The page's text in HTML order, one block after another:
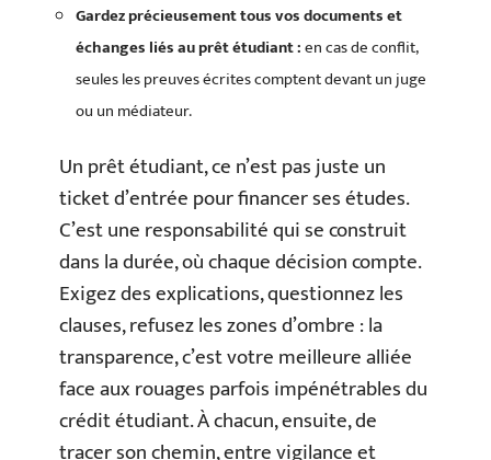
Gardez précieusement tous vos documents et
échanges liés au prêt étudiant :en cas de conflit,
seules les preuves écrites comptent devant un juge
ou un médiateur.
Un prêt étudiant, ce n’est pas juste un
ticket d’entrée pour financer ses études.
C’est une responsabilité qui se construit
dans la durée, où chaque décision compte.
Exigez des explications, questionnez les
clauses, refusez les zones d’ombre : la
transparence, c’est votre meilleure alliée
face aux rouages parfois impénétrables du
crédit étudiant. À chacun, ensuite, de
tracer son chemin, entre vigilance et